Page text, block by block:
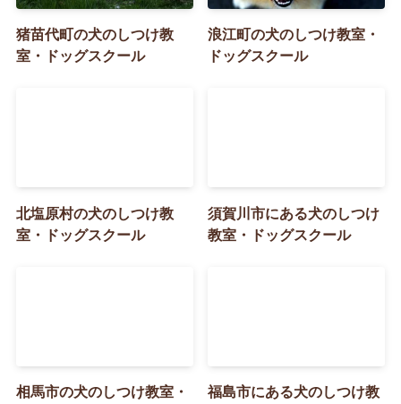
猪苗代町の犬のしつけ教
室・ドッグスクール
浪江町の犬のしつけ教室・
ドッグスクール
北塩原村の犬のしつけ教
室・ドッグスクール
須賀川市にある犬のしつけ
教室・ドッグスクール
相馬市の犬のしつけ教室・
福島市にある犬のしつけ教